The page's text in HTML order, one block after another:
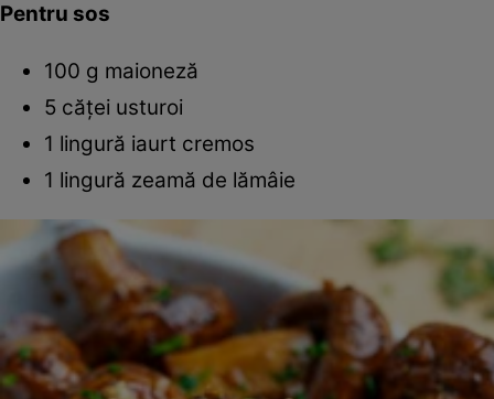
Pentru sos
100 g maioneză
5 căţei usturoi
1 lingură iaurt cremos
1 lingură zeamă de lămâie